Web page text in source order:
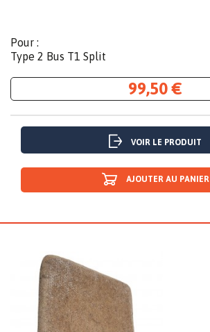
Pour :
Type 2 Bus T1 Split
99,50 €
VOIR LE PRODUIT
AJOUTER AU PANIER